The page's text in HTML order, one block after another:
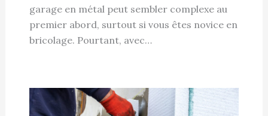
garage en métal peut sembler complexe au
premier abord, surtout si vous êtes novice en
bricolage. Pourtant, avec…